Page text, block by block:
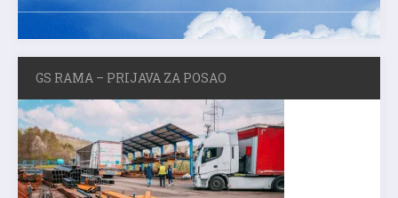
GS RAMA – PRIJAVA ZA POSAO